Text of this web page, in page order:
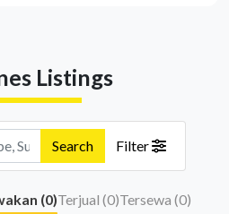
Listings
Search Filter
(0)Terjual (0)Tersewa (0)